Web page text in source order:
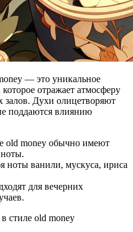
— это уникальное
отражает атмосферу
залов. Духи олицетворяют
поддаются влиянию
old money обычно имеют
ноты ванили, мускуса, ириса
для вечерних
стиле old money